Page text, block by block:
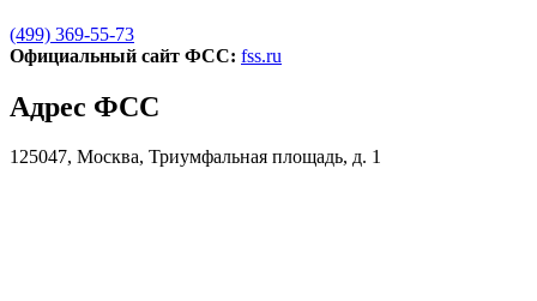
(499) 369-55-73
Официальный сайт ФСС: fss.ru
Адрес ФСС
125047, Москва, Триумфальная площадь, д. 1